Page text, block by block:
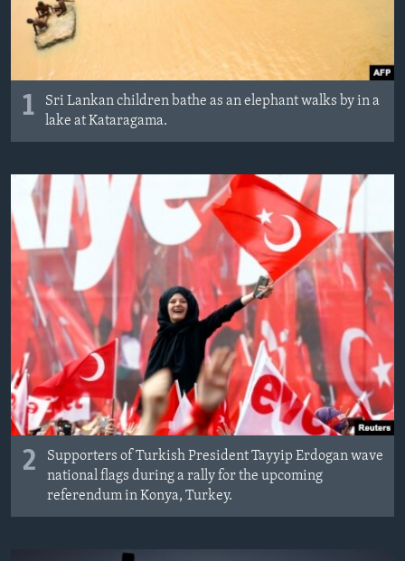
SERNIVÎS
SORANÎ
Learning English
Zimanên Din
1
Sri Lankan children bathe as an elephant walks by in a
lake at Kataragama.
2
Supporters of Turkish President Tayyip Erdogan wave
national flags during a rally for the upcoming
referendum in Konya, Turkey.